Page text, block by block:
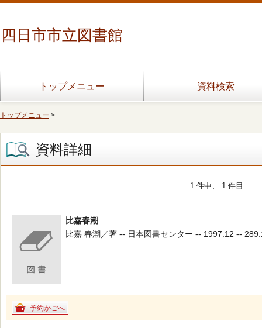
四日市市立図書館
トップメニュー 資料検索
トップメニュー >
資料詳細
1 件中、 1 件目
比嘉春潮
比嘉 春潮／著 -- 日本図書センター -- 1997.12 --
予約かごへ